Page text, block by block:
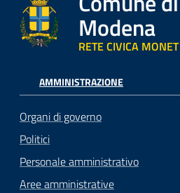
Modena
RETE CIVICA MONET
AMMINISTRAZIONE
Organi di governo
Politici
Personale amministrativo
Aree amministrative